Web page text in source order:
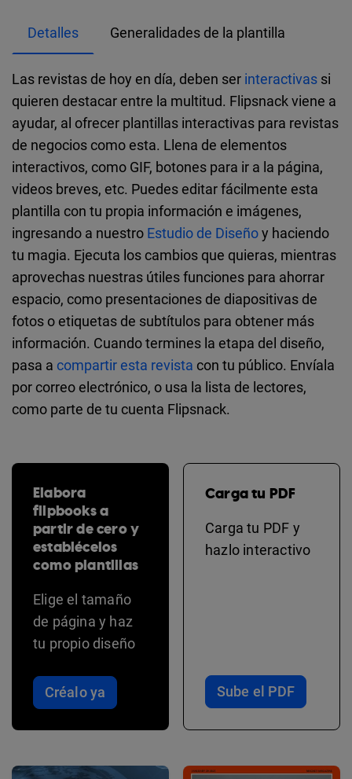
Detalles Generalidades de la plantilla
Las revistas de hoy en día, deben ser interactivas si
quieren destacar entre la multitud. Flipsnack viene a
ayudar, al ofrecer plantillas interactivas para revistas
de negocios como esta. Llena de elementos
interactivos, como GIF, botones para ir a la página,
videos breves, etc. Puedes editar fácilmente esta
plantilla con tu propia información e imágenes,
ingresando a nuestro Estudio de Diseñoy haciendo
tu magia. Ejecuta los cambios que quieras, mientras
aprovechas nuestras útiles funciones para ahorrar
espacio, como presentaciones de diapositivas de
fotos o etiquetas de subtítulos para obtener más
información. Cuando termines la etapa del diseño,
pasa a compartir esta revista con tu público. Envíala
por correo electrónico, o usa la lista de lectores,
como parte de tu cuenta Flipsnack.
Elabora
flipbooks a
partir de cero y
establécelos
como plantillas
Elige el tamaño
de página y haz
tu propio diseño
Créalo ya
Carga tu PDF
Carga tu PDF y
hazlo interactivo
Sube el PDF